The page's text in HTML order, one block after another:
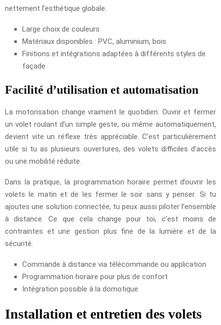
nettement l’esthétique globale.
Large choix de couleurs
Matériaux disponibles : PVC, aluminium, bois
Finitions et intégrations adaptées à différents styles de
façade
Facilité d’utilisation et automatisation
La motorisation change vraiment le quotidien. Ouvrir et fermer
un volet roulant d’un simple geste, ou même automatiquement,
devient vite un réflexe très appréciable. C’est particulièrement
utile si tu as plusieurs ouvertures, des volets difficiles d’accès
ou une mobilité réduite.
Dans la pratique, la programmation horaire permet d’ouvrir les
volets le matin et de les fermer le soir sans y penser. Si tu
ajoutes une solution connectée, tu peux aussi piloter l’ensemble
à distance. Ce que cela change pour toi, c’est moins de
contraintes et une gestion plus fine de la lumière et de la
sécurité.
Commande à distance via télécommande ou application
Programmation horaire pour plus de confort
Intégration possible à la domotique
Installation et entretien des volets